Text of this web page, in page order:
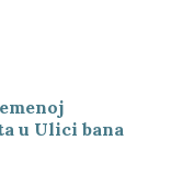
u Ulici bana